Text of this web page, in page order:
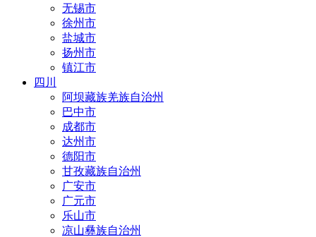
无锡市
徐州市
盐城市
扬州市
镇江市
四川
阿坝藏族羌族自治州
巴中市
成都市
达州市
德阳市
甘孜藏族自治州
广安市
广元市
乐山市
凉山彝族自治州